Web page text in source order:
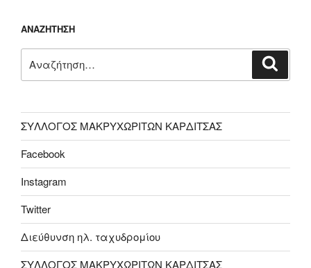
ΑΝΑΖΉΤΗΣΗ
για:
ΣΥΛΛΟΓΟΣ ΜΑΚΡΥΧΩΡΙΤΩΝ ΚΑΡΔΙΤΣΑΣ
Facebook
Instagram
Twitter
Διεύθυνση ηλ. ταχυδρομίου
ΣΥΛΛΟΓΟΣ ΜΑΚΡΥΧΩΡΙΤΩΝ ΚΑΡΔΙΤΣΑΣ